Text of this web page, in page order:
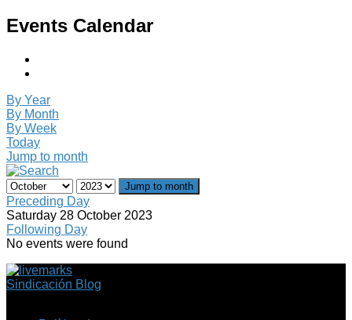
Events Calendar
By Year
By Month
By Week
Today
Jump to month
Jump to month
Preceding Day
Saturday 28 October 2023
Following Day
No events were found
Sindicación Blog